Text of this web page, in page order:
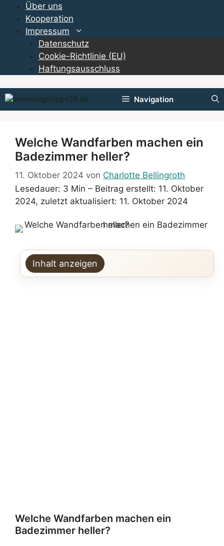
Zum
Inhalt
springen
Über uns
Kooperation
Impressum
Datenschutz
Cookie-Richtlinie (EU)
Haftungsausschluss
Navigation
Welche Wandfarben machen ein
Badezimmer heller?
11. Oktober 2024 von Charlotte Bellingroth
Lesedauer: 3 Min – Beitrag erstellt: 11. Oktober
2024, zuletzt aktualisiert: 11. Oktober 2024
Inhalt anzeigen
Welche Wandfarben machen ein
Badezimmer heller?